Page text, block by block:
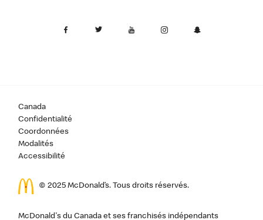
Canada
Confidentialité
Coordonnées
Modalités
Accessibilité
© 2025 McDonald’s. Tous droits réservés.
McDonald's du Canada et ses franchisés indépendants